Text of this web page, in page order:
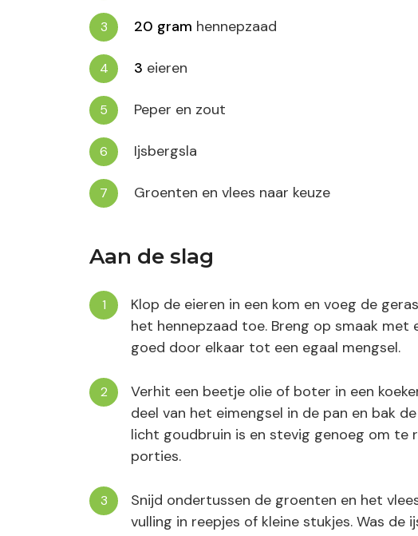
20 gram hennepzaad
3 eieren
Peper en zout
Ijsbergsla
Groenten en vlees naar keuze
Aan de slag
Klop de eieren in een kom en voeg de
het hennepzaad toe. Breng op smaak met
goed door elkaar tot een egaal mengsel.
Verhit een beetje olie of boter in een
deel van het eimengsel in de pan en bak
licht goudbruin is en stevig genoeg om te
porties.
Snijd ondertussen de groenten en het
vulling in reepjes of kleine stukjes. Was de